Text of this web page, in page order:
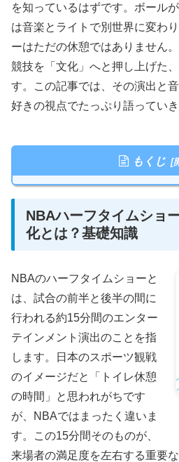
を知っているはずです。ボール
は音楽とライトで別世界に変わ
ーはただの休憩ではありません
競技を「文化」へと押し上げた
す。この記事では、その演出と
好きの視点でたっぷり語っていき
もくじ
NBAハーフタイムショ
化とは？基礎知識
NBAのハーフタイムショーと
は、試合の前半と後半の間に
行われる約15分間のエンター
テインメント演出のことを指
します。日本のスポーツ観戦
のイメージだと「トイレ休憩
の時間」と思われがちです
が、NBAではまったく違いま
す。この15分間そのものが、
来場者の満足度を左右する重要